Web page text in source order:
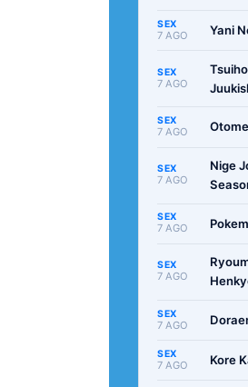
SEX
7 AGO Yani
SEX
7 AGO
SEX
7 AGO
SEX
7 AGO
Nige
SEX
7 AGO
SEX
7 AGO
SEX
7 AGO
SEX
7 AGO Kore